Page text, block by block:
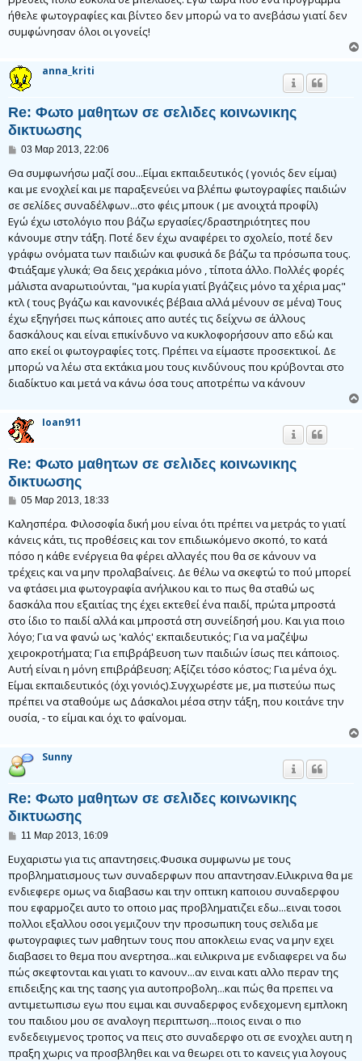
σ
ί
υ
ήθελε φωτογραφίες και βίντεο δεν μπορώ να το ανεβάσω γιατί δεν
συμφώνησαν όλοι οι γονείς!
anna_kriti
Re: Φωτο μαθητων σε σελιδες κοινωνικης
δικτυωσης
Δ
μ
σ
ί
υ
σ
η
03 Μαρ 2013, 22:06
Θα συμφωνήσω μαζί σου...Είμαι εκπαιδευτικός ( γονιός δεν είμαι)
και με ενοχλεί και με παραξενεύει να βλέπω φωτογραφίες παιδιών
σε σελίδες συναδέλφων...στο φέις μπουκ ( με ανοιχτά προφίλ)
Εγώ έχω ιστολόγιο που βάζω εργασίες/δραστηριότητες που
κάνουμε στην τάξη. Ποτέ δεν έχω αναφέρει το σχολείο, ποτέ δεν
γράφω ονόματα των παιδιών και φυσικά δε βάζω τα πρόσωπα τους.
Φτιάξαμε γλυκά; Θα δεις χεράκια μόνο , τίποτα άλλο. Πολλές φορές
μάλιστα αναρωτιούνται, "μα κυρία γιατί βγάζεις μόνο τα χέρια μας"
κτλ ( τους βγάζω και κανονικές βέβαια αλλά μένουν σε μένα) Τους
έχω εξηγήσει πως κάποιες απο αυτές τις δείχνω σε άλλους
δασκάλους και είναι επικίνδυνο να κυκλοφορήσουν απο εδώ και
απο εκεί οι φωτογραφίες τοτς. Πρέπει να είμαστε προσεκτικοί. Δε
μπορώ να λέω στα εκτάκια μου τους κινδύνους που κρύβονται στο
διαδίκτυο και μετά να κάνω όσα τους αποτρέπω να κάνουν
Ioan911
Re: Φωτο μαθητων σε σελιδες κοινωνικης
δικτυωσης
Δ
μ
ο
σ
ί
υ
σ
η
05 Μαρ 2013, 18:33
Καλησπέρα. Φιλοσοφία δική μου είναι ότι πρέπει να μετράς το γιατί
κάνεις κάτι, τις προθέσεις και τον επιδιωκόμενο σκοπό, το κατά
πόσο η κάθε ενέργεια θα φέρει αλλαγές που θα σε κάνουν να
τρέχεις και να μην προλαβαίνεις. Δε θέλω να σκεφτώ το πού μπορεί
να φτάσει μια φωτογραφία ανήλικου και το πως θα σταθώ ως
δασκάλα που εξαιτίας της έχει εκτεθεί ένα παιδί, πρώτα μπροστά
στο ίδιο το παιδί αλλά και μπροστά στη συνείδησή μου. Και για ποιο
λόγο; Για να φανώ ως 'καλός' εκπαιδευτικός; Για να μαζέψω
χειροκροτήματα; Για επιβράβευση των παιδιών ίσως πει κάποιος.
Αυτή είναι η μόνη επιβράβευση; Αξίζει τόσο κόστος; Για μένα όχι.
Είμαι εκπαιδευτικός (όχι γονιός).Συγχωρέστε με, μα πιστεύω πως
πρέπει να σταθούμε ως Δάσκαλοι μέσα στην τάξη, που κοιτάνε την
ουσία, - το είμαι και όχι το φαίνομαι.
Sunny
Re: Φωτο μαθητων σε σελιδες κοινωνικης
δικτυωσης
Δ
μ
ο
σ
ί
υ
σ
η
11 Μαρ 2013, 16:09
Eυχαριστω για τις απαντησεις.Φυσικα συμφωνω με τους
προβληματισμους των συναδερφων που απαντησαν.Ειλικρινα θα με
ενδιεφερε ομως να διαβασω και την οπτικη καποιου συναδερφου
που εφαρμοζει αυτο το οποιο μας προβληματιζει εδω...ειναι τοσοι
πολλοι εξαλλου οσοι γεμιζουν την προσωπικη τους σελιδα με
φωτογραφιες των μαθητων τους που αποκλειω ενας να μην εχει
διαβασει το θεμα που ανερτησα...και ειλικρινα με ενδιαφερει να δω
πώς σκεφτονται και γιατι το κανουν...αν ειναι κατι αλλο περαν της
επιδειξης και της τασης για αυτοπροβολη...και πώς θα πρεπει να
αντιμετωπισω εγω που ειμαι και συναδερφος ενδεχομενη εμπλοκη
του παιδιου μου σε αναλογη περιπτωση...ποιος ειναι ο πιο
ενδεδειγμενος τροπος να πεις στο συναδερφο οτι σε ενοχλει αυτη η
πραξη χωρις να προσβληθει και να θεωρει οτι το κανεις για λογους